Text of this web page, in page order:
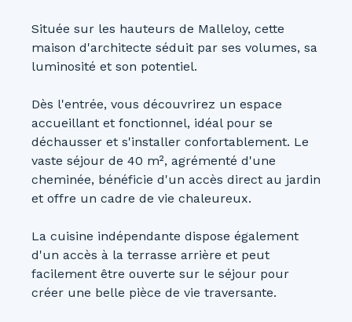
Située sur les hauteurs de Malleloy, cette
maison d'architecte séduit par ses volumes, sa
luminosité et son potentiel.
Dès l'entrée, vous découvrirez un espace
accueillant et fonctionnel, idéal pour se
déchausser et s'installer confortablement. Le
vaste séjour de 40 m², agrémenté d'une
cheminée, bénéficie d'un accès direct au jardin
et offre un cadre de vie chaleureux.
La cuisine indépendante dispose également
d'un accès à la terrasse arrière et peut
facilement être ouverte sur le séjour pour
créer une belle pièce de vie traversante.